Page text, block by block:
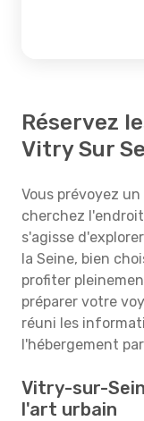
Réservez
Vitry Sur
Vous prévoyez
cherchez
s'agisse
la Seine, bien
profiter
préparer votre
réuni les
l'hébergement
Vitry-sur-
l'art urbain